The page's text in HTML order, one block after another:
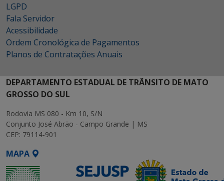
LGPD
Fala Servidor
Acessibilidade
Ordem Cronológica de Pagamentos
Planos de Contratações Anuais
DEPARTAMENTO ESTADUAL DE TRÂNSITO DE MATO
GROSSO DO SUL
Rodovia MS 080 - Km 10, S/N
Conjunto José Abrão - Campo Grande | MS
CEP: 79114-901
MAPA